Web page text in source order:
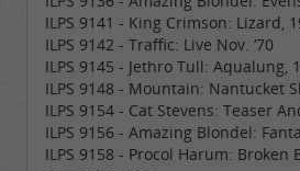
ILPS 9141 - King Crimson: Lizard,
ILPS 9142 - Traffic: Live Nov. ‘70
ILPS 9145 - Jethro Tull: Aqualung,
ILPS 9148 - Mountain: Nantucket
ILPS 9154 - Cat Stevens: Teaser
ILPS 9156 - Amazing Blondel:
ILPS 9158 - Procol Harum: Broken